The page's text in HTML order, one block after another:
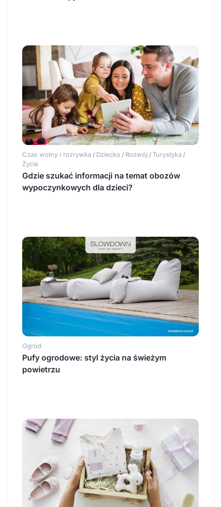
Czas wolny i rozrywka / Dziecko / Rozwój / Turystyka /
Życie
Gdzie szukać informacji na temat obozów
wypoczynkowych dla dzieci?
Ogród
Pufy ogrodowe: styl życia na świeżym
powietrzu